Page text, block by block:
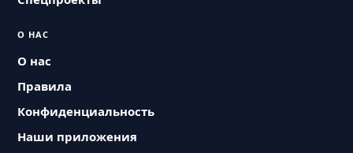
О НАС
О нас
Правила
Конфиденциальность
Наши приложения